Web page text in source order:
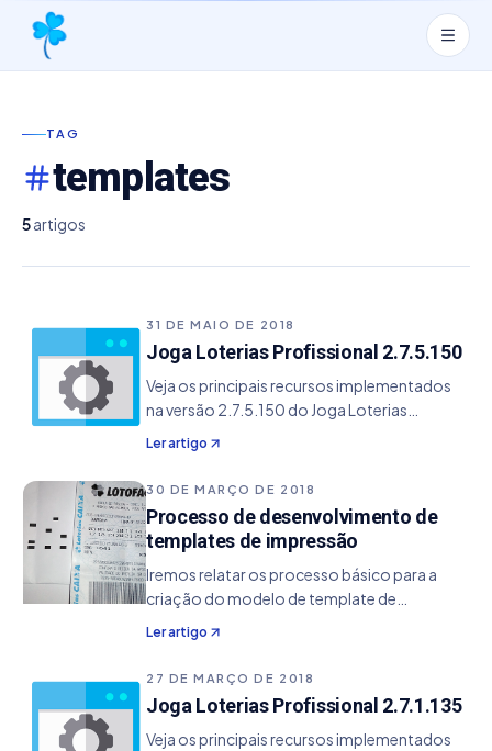
TAG
templates
5artigos
31 DE MAIO DE 2018
Joga Loterias Profissional 2.7.5.150
Veja os principais recursos implementados
na versão 2.7.5.150 do Joga Loterias
Profissional. - Adicionado a nova loteria Dia
de Sorte juntamente com os templates de
impressão - Implementado os novos
template de impressão de volantes da Quina
de São João e TimeMania - Adicionado o
suporte a premiação do time do coração na
base de cálculos do sistema - Resolvido
alguns bugs.
Ler artigo
30 DE MARÇO DE 2018
Processo de desenvolvimento de
templates de impressão
Iremos relatar os processo básico para a
criação do modelo de template de
impressão, que são os arquivos utilizados
pelo Joga Loterias Profissional para realizar a
impressão de cartões, tanto de volantes
oficiais da CEF
Ler artigo
27 DE MARÇO DE 2018
Joga Loterias Profissional 2.7.1.135
Veja os principais recursos implementados